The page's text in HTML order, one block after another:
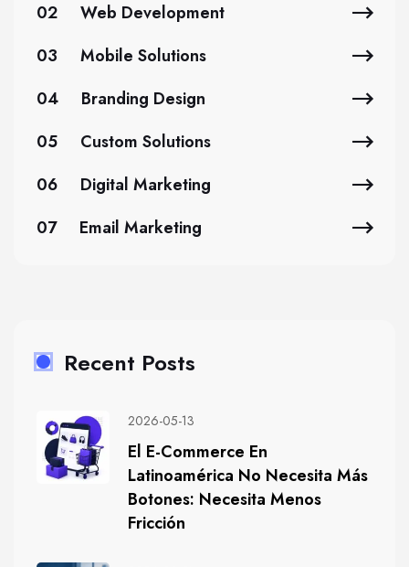
02
Web Development
03
Mobile Solutions
04
Branding Design
05
Custom Solutions
06
Digital Marketing
07
Email Marketing
Recent Posts
2026-05-13
El E-Commerce En
Latinoamérica No Necesita Más
Botones: Necesita Menos
Fricción